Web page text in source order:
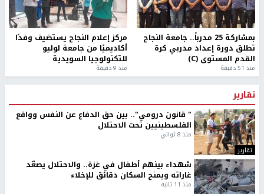
بمشاركة 25 مدرباً.. جامعة النجاح
تطلق دورة إعداد مدربي كرة
القدم المستوى (C)
منذ 51 دقيقة
مركز إعلام النجاح يستضيف وفدًا
أكاديميًا من جامعة لوليو
للتكنولوجيا السويدية
منذ 9 دقيقة
تقارير
تقارير
" قانون درومي".. بين حق الدفاع عن النفس وواقع
الفلسطينيين تحت الاحتلال
منذ 8 ثواني
شهداء بينهم أطفال في غزة.. والاحتلال يصعّد
غاراته ويمنح السكان دقائق للإخلاء
منذ 11 ثانية